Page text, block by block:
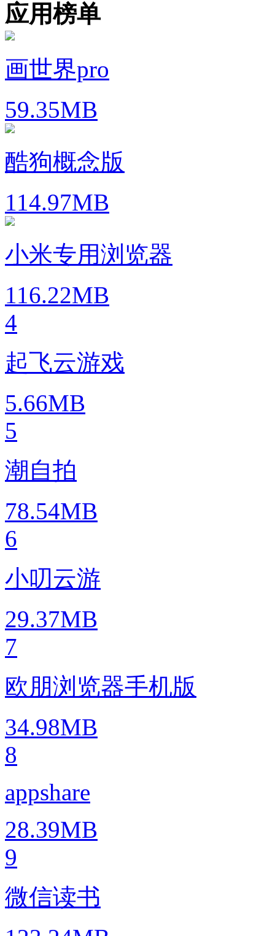
应用榜单
画世界pro
59.35MB
酷狗概念版
114.97MB
小米专用浏览器
116.22MB
4
起飞云游戏
5.66MB
5
潮自拍
78.54MB
6
小叨云游
29.37MB
7
欧朋浏览器手机版
34.98MB
8
appshare
28.39MB
9
微信读书